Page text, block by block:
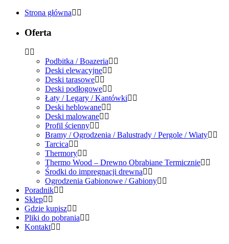
Strona główna
Oferta
Podbitka / Boazeria
Deski elewacyjne
Deski tarasowe
Deski podłogowe
Łaty / Legary / Kantówki
Deski heblowane
Deski malowane
Profil ścienny
Bramy / Ogrodzenia / Balustrady / Pergole / Wiaty
Tarcica
Thermory
Thermo Wood – Drewno Obrabiane Termicznie
Środki do impregnacji drewna
Ogrodzenia Gabionowe / Gabiony
Poradnik
Sklep
Gdzie kupisz
Pliki do pobrania
Kontakt